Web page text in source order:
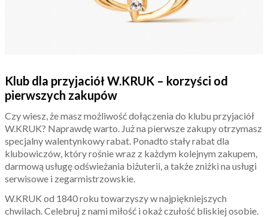
Klub dla przyjaciół W.KRUK – korzyści od
pierwszych zakupów
Czy wiesz, że masz możliwość dołączenia do klubu przyjaciół
W.KRUK? Naprawdę warto. Już na pierwsze zakupy otrzymasz
specjalny walentynkowy rabat. Ponadto stały rabat dla
klubowiczów, który rośnie wraz z każdym kolejnym zakupem,
darmową usługę odświeżania biżuterii, a także zniżki na usługi
serwisowe i zegarmistrzowskie.
W.KRUK od 1840 roku towarzyszy w najpiękniejszych
chwilach. Celebruj z nami miłość i okaż czułość bliskiej osobie.